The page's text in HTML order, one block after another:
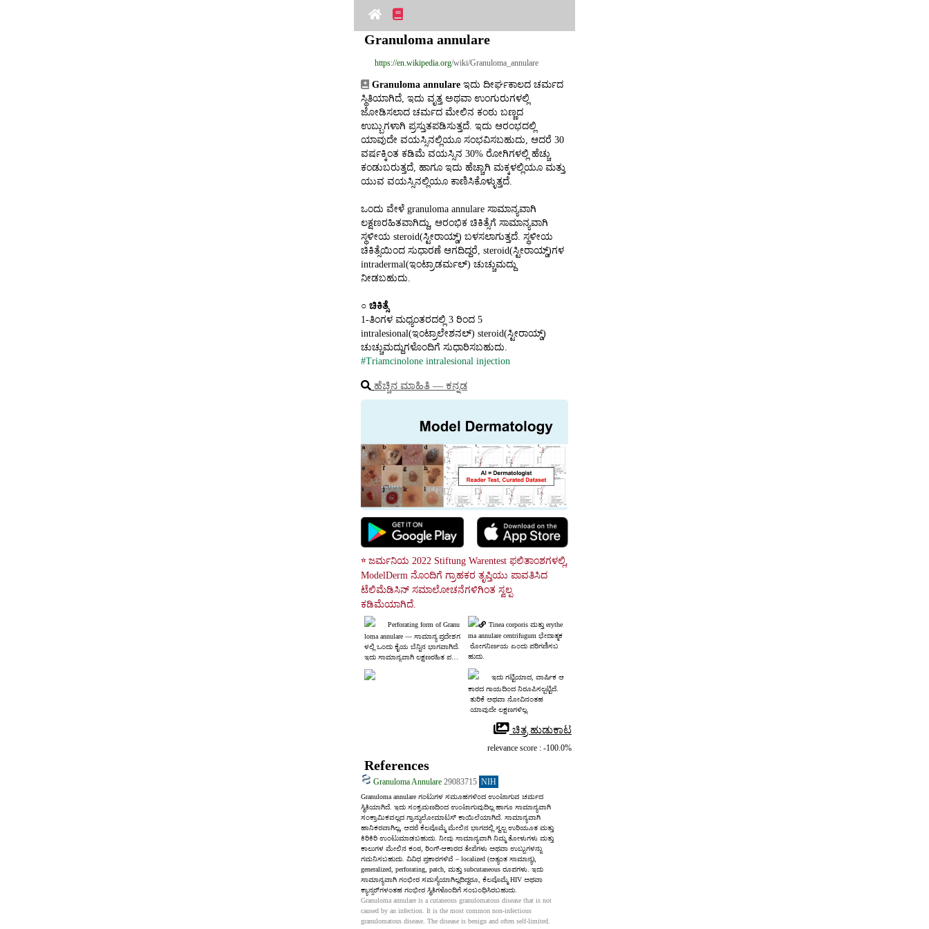
Granuloma annulare
https://en.wikipedia.org/wiki/Granuloma_annulare
Granuloma annulare ಇದು ದೀರ್ಘಕಾಲದ ಚರ್ಮದ
ಸ್ಥಿತಿಯಾಗಿದೆ, ಇದು ವೃತ್ತ ಅಥವಾ ಉಂಗುರುಗಳಲ್ಲಿ
ಜೋಡಿಸಲಾದ ಚರ್ಮದ ಮೇಲಿನ ಕಂಠು ಬಣ್ಣದ
ಉಬ್ಬುಗಳಾಗಿ ಪ್ರಸ್ತುತಪಡಿಸುತ್ತದೆ. ಇದು ಆರಂಭದಲ್ಲಿ
ಯಾವುದೇ ವಯಸ್ಸಿನಲ್ಲಿಯೂ ಸಂಭವಿಸಬಹುದು, ಆದರೆ 30
ವರ್ಷಕ್ಕಿಂತ ಕಡಿಮೆ ವಯಸ್ಸಿನ 30% ರೋಗಿಗಳಲ್ಲಿ ಹೆಚ್ಚು
ಕಂಡುಬರುತ್ತದೆ, ಹಾಗೂ ಇದು ಹೆಚ್ಚಾಗಿ ಮಕ್ಕಳಲ್ಲಿಯೂ ಮತ್ತು
ಯುವ ವಯಸ್ಸಿನಲ್ಲಿಯೂ ಕಾಣಿಸಿಕೊಳ್ಳುತ್ತದೆ.
ಒಂದು ವೇಳೆ granuloma annulare ಸಾಮಾನ್ಯವಾಗಿ
ಲಕ್ಷಣರಹಿತವಾಗಿದ್ದು, ಆರಂಭಿಕ ಚಿಕಿತ್ಸೆಗೆ ಸಾಮಾನ್ಯವಾಗಿ
ಸ್ಥಳೀಯ steroid(ಸ್ಟೀರಾಯ್ಡ್) ಬಳಸಲಾಗುತ್ತದೆ. ಸ್ಥಳೀಯ
ಚಿಕಿತ್ಸೆಯಿಂದ ಸುಧಾರಣೆ ಆಗದಿದ್ದರೆ, steroid(ಸ್ಟೀರಾಯ್ಡ್)ಗಳ
intradermal(ಇಂಟ್ರಾಡರ್ಮಲ್) ಚುಚ್ಚುಮದ್ದು
ನೀಡಬಹುದು.
○ ಚಿಕಿತ್ಸೆ
1‑ತಿಂಗಳ ಮಧ್ಯಂತರದಲ್ಲಿ 3 ರಿಂದ 5
intralesional(ಇಂಟ್ರಾಲೇಶನಲ್) steroid(ಸ್ಟೀರಾಯ್ಡ್)
ಚುಚ್ಚುಮದ್ದುಗಳೊಂದಿಗೆ ಸುಧಾರಿಸಬಹುದು.
#Triamcinolone intralesional injection
ಹೆಚ್ಚಿನ ಮಾಹಿತಿ ― ಕನ್ನಡ
☆ ಜರ್ಮನಿಯ 2022 Stiftung Warentest ಫಲಿತಾಂಶಗಳಲ್ಲಿ,
ModelDerm ನೊಂದಿಗೆ ಗ್ರಾಹಕರ ತೃಪ್ತಿಯು ಪಾವತಿಸಿದ
ಟೆಲಿಮೆಡಿಸಿನ್ ಸಮಾಲೋಚನೆಗಳಿಗಿಂತ ಸ್ವಲ್ಪ
ಕಡಿಮೆಯಾಗಿದೆ.
Perforating form of Granu
loma annulare ― ಸಾಮಾನ್ಯ ಪ್ರದೇಶಗ
ಳಲ್ಲಿ ಒಂದು ಕೈಯ ಬೆನ್ನಿನ ಭಾಗವಾಗಿದೆ.
ಇದು ಸಾಮಾನ್ಯವಾಗಿ ಲಕ್ಷಣರಹಿತ ಪ
Tinea corporis ಮತ್ತು erythe
ma annulare centrifugum ಭೇದಾತ್ಮಕ
ರೋಗನಿರ್ಣಯ ಎಂದು ಪರಿಗಣಿಸಬ
ಹುದು.
ಇದು ಗಟ್ಟಿಯಾದ, ವಾರ್ಷಿಕ ಆ
ಕಾರದ ಗಾಯದಿಂದ ನಿರೂಪಿಸಲ್ಪಟ್ಟಿದೆ.
ತುರಿಕೆ ಅಥವಾ ನೋವಿನಂತಹ
ಯಾವುದೇ ಲಕ್ಷಣಗಳಿಲ್ಲ.
ಚಿತ್ರ ಹುಡುಕಾಟ
relevance score : -100.0%
References
Granuloma Annulare 29083715 NIH
Granuloma annulare ಗಂಟುಗಳ ಸಮೂಹಗಳಿಂದ ಉಂಟಾಗುವ ಚರ್ಮದ
ಸ್ಥಿತಿಯಾಗಿದೆ. ಇದು ಸಂಕ್ರಮಣದಿಂದ ಉಂಟಾಗುವುದಿಲ್ಲ ಹಾಗೂ ಸಾಮಾನ್ಯವಾಗಿ
ಸಂಕ್ರಾಮಿಕವಲ್ಲದ ಗ್ರಾನ್ಯುಲೋಮಾಟಸ್ ಕಾಯಿಲೆಯಾಗಿದೆ. ಸಾಮಾನ್ಯವಾಗಿ
ಹಾನಿಕರವಾಗಿಲ್ಲ, ಆದರೆ ಕೆಲವೊಮ್ಮೆ ಮೇಲಿನ ಭಾಗದಲ್ಲಿ ಸ್ವಲ್ಪ ಉರಿಯೂತ ಮತ್ತು
ಕಿರಿಕಿರಿ ಉಂಟುಮಾಡಬಹುದು. ನೀವು ಸಾಮಾನ್ಯವಾಗಿ ನಿಮ್ಮ ತೋಳುಗಳು ಮತ್ತು
ಕಾಲುಗಳ ಮೇಲಿನ ಕಂಠ, ರಿಂಗ್‑ಆಕಾರದ ತೇಪೆಗಳು ಅಥವಾ ಉಬ್ಬುಗಳನ್ನು
ಗಮನಿಸಬಹುದು. ವಿವಿಧ ಪ್ರಕಾರಗಳಿವೆ – localized (ಅತ್ಯಂತ ಸಾಮಾನ್ಯ),
generalized, perforating, patch, ಮತ್ತು subcutaneous ರೂಪಗಳು. ಇದು
ಸಾಮಾನ್ಯವಾಗಿ ಗಂಭೀರ ಸಮಸ್ಯೆಯಾಗಿಲ್ಲದಿದ್ದರೂ, ಕೆಲವೊಮ್ಮೆ HIV ಅಥವಾ
ಕ್ಯಾನ್ಸರ್‌ಗಳಂತಹ ಗಂಭೀರ ಸ್ಥಿತಿಗಳೊಂದಿಗೆ ಸಂಬಂಧಿಸಿರಬಹುದು.
Granuloma annulare is a cutaneous granulomatous disease that is not
caused by an infection. It is the most common non-infectious
granulomatous disease. The disease is benign and often self-limited.